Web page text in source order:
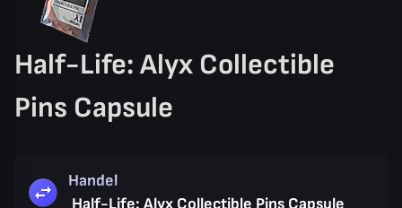
Half-Life: Alyx Collectible
Pins Capsule
Handel
Half-Life: Alyx Collectible Pins Capsule